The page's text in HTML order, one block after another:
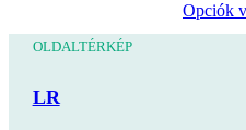
Opciók
OLDALTÉRKÉP
LR